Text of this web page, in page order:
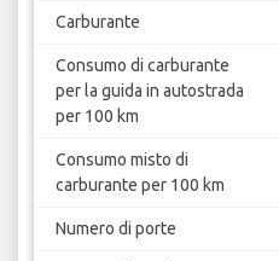
Carburante
Consumo di carburante
per la guida in autostrada
per 100 km
Consumo misto di
carburante per 100 km
Numero di porte